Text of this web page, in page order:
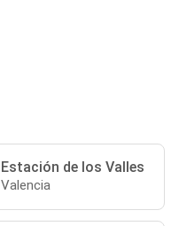
Estación de los Valles
Valencia